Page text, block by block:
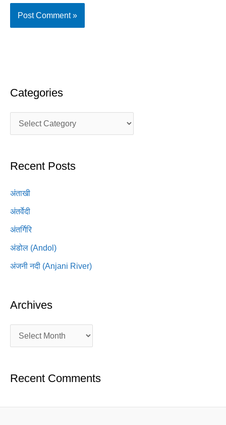
Categories
Recent Posts
अंताखी
अंतर्वेदी
अंतर्गिरि
अंडोल (Andol)
अंजनी नदी (Anjani River)
Archives
Recent Comments